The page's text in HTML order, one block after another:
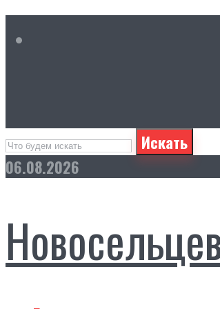
Искать
06.08.2026